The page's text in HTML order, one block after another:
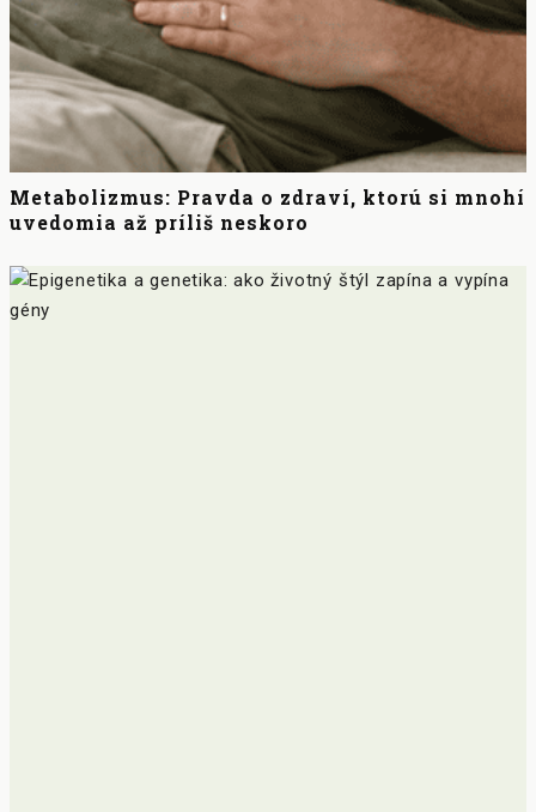
Metabolizmus: Pravda o zdraví, ktorú si mnohí
uvedomia až príliš neskoro